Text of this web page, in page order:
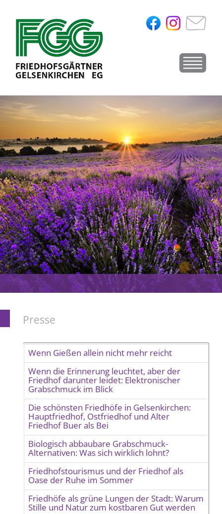
Presse
Wenn Gießen allein nicht mehr reicht
Wenn die Erinnerung leuchtet, aber der
Friedhof darunter leidet: Elektronischer
Grabschmuck im Blick
Die schönsten Friedhöfe in Gelsenkirchen:
Hauptfriedhof, Ostfriedhof und Alter
Friedhof Buer als Bei
Biologisch abbaubare Grabschmuck-
Alternativen: Was sich wirklich lohnt?
Friedhofstourismus und der Friedhof als
Oase der Ruhe im Sommer
Friedhöfe als grüne Lungen der Stadt: Warum
Stille und Natur zum kostbaren Gut werden